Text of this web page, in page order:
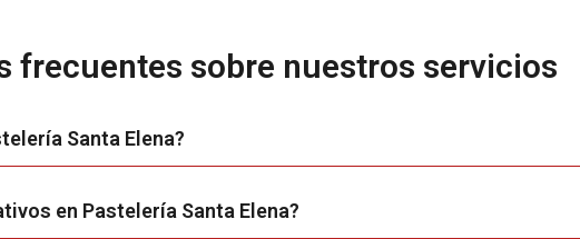
frecuentes sobre nuestros servicios
Santa Elena?
en Pastelería Santa Elena?